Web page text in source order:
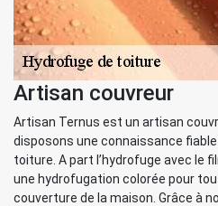
Artisan couvreur
Artisan Ternus est un artisan
disposons une connaissance
toiture. A part l’hydrofuge avec le
une hydrofugation colorée pour
couverture de la maison. Grâce à